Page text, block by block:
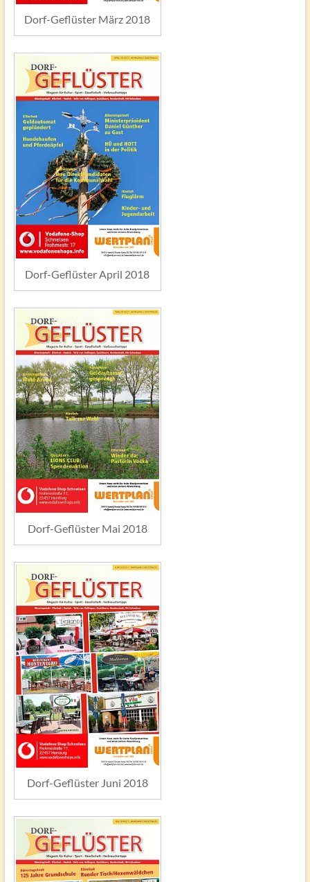
Dorf-Geflüster März 2018
Dorf-Geflüster April 2018
Dorf-Geflüster Mai 2018
Dorf-Geflüster Juni 2018